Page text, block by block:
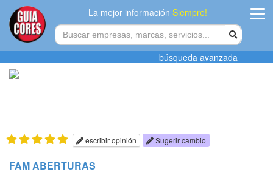
La mejor informaciónSiempre!
Agregar
búsqueda avanzada
escribir opinión Sugerir cambio
FAM ABERTURAS